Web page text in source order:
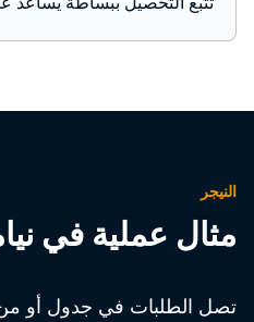
النيجر
مثال عملية في